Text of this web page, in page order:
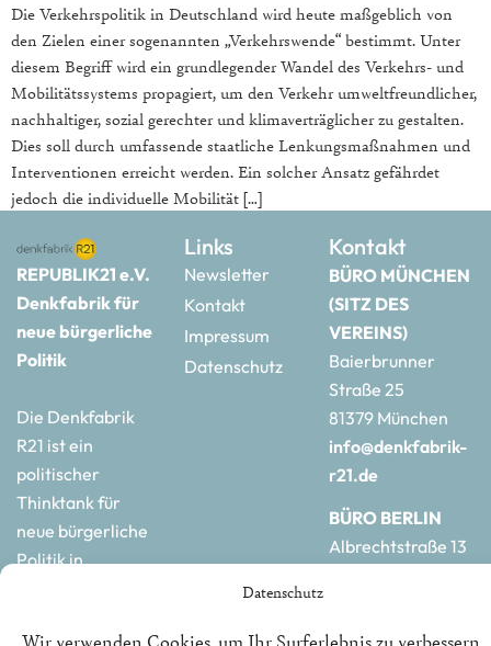
Datenschutz
Die Verkehrspolitik in Deutschland wird heute maßgeblich von
den Zielen einer sogenannten „Verkehrswende“ bestimmt. Unter
diesem Begriff wird ein grundlegender Wandel des Verkehrs- und
Mobilitätssystems propagiert, um den Verkehr umweltfreundlicher,
nachhaltiger, sozial gerechter und klimaverträglicher zu gestalten.
Dies soll durch umfassende staatliche Lenkungsmaßnahmen und
Interventionen erreicht werden. Ein solcher Ansatz gefährdet
jedoch die individuelle Mobilität […]
REPUBLIK21 e.V.
Denkfabrik für
neue bürgerliche
Politik
Die Denkfabrik
R21 ist ein
politischer
Thinktank für
neue bürgerliche
Politik in
Links
Newsletter
Kontakt
Impressum
Datenschutz
Kontakt
BÜRO MÜNCHEN
(SITZ DES
VEREINS)
Baierbrunner
Straße 25
81379 München
info@denkfabrik-
r21.de
BÜRO BERLIN
Albrechtstraße 13
r21.de